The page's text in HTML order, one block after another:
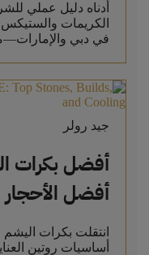
أدناه دليل عملي
الكريمات والستيكس
في دبي
جيد رولر
أفضل بكرات
أفضل الأحجار
انتقلت بكرات
أساسيات روتين